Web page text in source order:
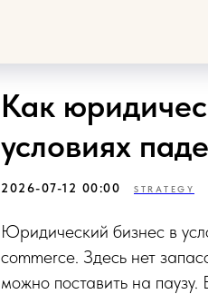
Как
условиях
2026-07-12 00:00 STRATEGY
Юридический бизнес в
commerce. Здесь нет
можно поставить на